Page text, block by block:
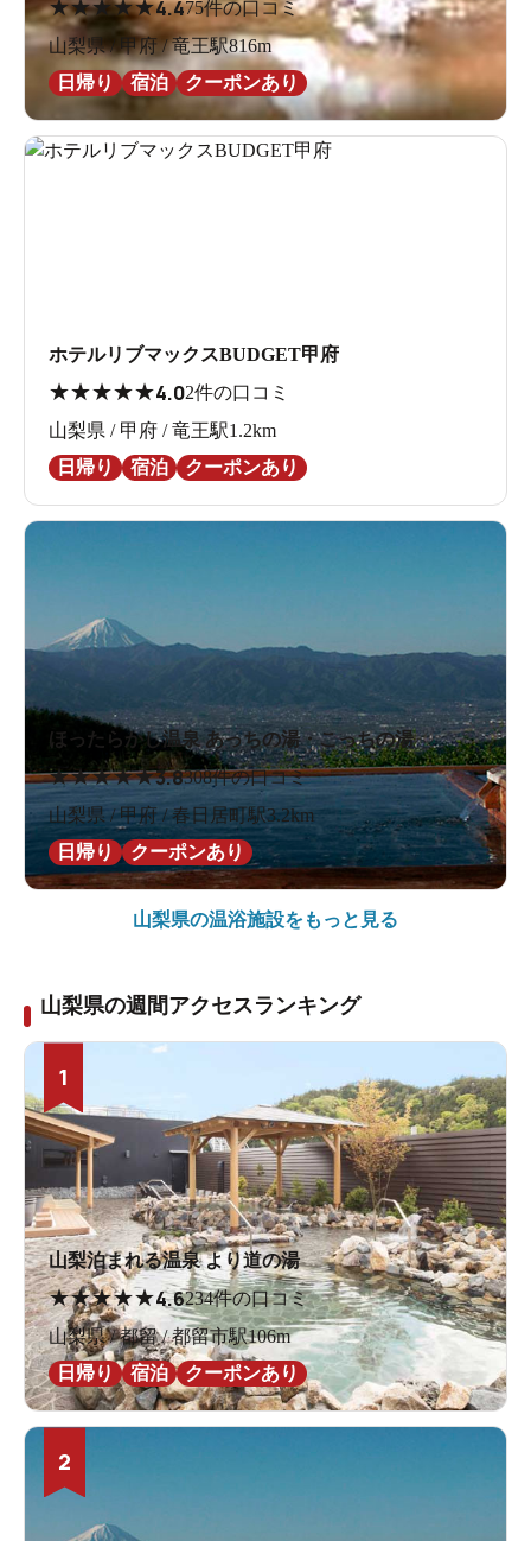
★★★★★4.475件の口コミ
山梨県 / 甲府 / 竜王駅816m
日帰り
宿泊 クーポンあり
ホテルリブマックスBUDGET甲府
★★★★★4.02件の口コミ
山梨県 / 甲府 / 竜王駅1.2km
日帰り
宿泊 クーポンあり
ほったらかし温泉 あっちの湯・こっちの湯
★★★★★3.8308件の口コミ
山梨県 / 甲府 / 春日居町駅3.2km
日帰り
クーポンあり
山梨県の温浴施設をもっと見る
山梨県の週間アクセスランキング
1
山梨泊まれる温泉 より道の湯
★★★★★4.6234件の口コミ
山梨県 / 都留 / 都留市駅106m
日帰り
宿泊 クーポンあり
2